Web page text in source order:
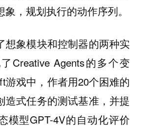
，规划执行的动作序列。
想象模块和控制器的两种实
Creative Agents的多个变
游戏中，作者用20个困难的
造式任务的测试基准，并提
模型GPT-4V的自动化评价